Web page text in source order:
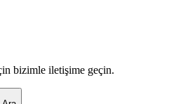
bizimle iletişime geçin.